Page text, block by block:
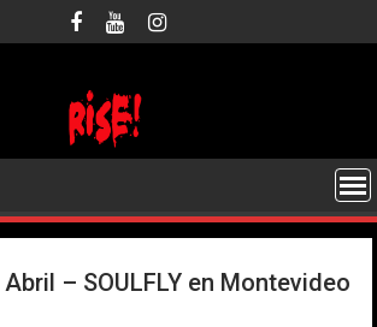
– SOULFLY en Montevideo